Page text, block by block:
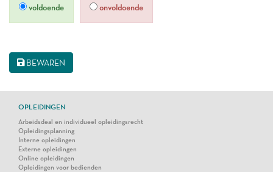
voldoende onvoldoende
BEWAREN
OPLEIDINGEN
Arbeidsdeal en individueel opleidingsrecht
Opleidingsplanning
Interne opleidingen
Externe opleidingen
Online opleidingen
Opleidingen voor bedienden